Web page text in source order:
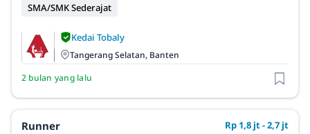
SMA/SMK Sederajat
Kedai Tobaly
Tangerang Selatan, Banten
2 bulan yang lalu
Runner
Rp 1,8 jt - 2,7 jt